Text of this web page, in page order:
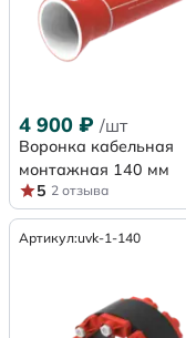
4 900 ₽ /шт
Воронка кабельная
монтажная 140 мм
5 2 отзыва
Артикул:uvk-1-140